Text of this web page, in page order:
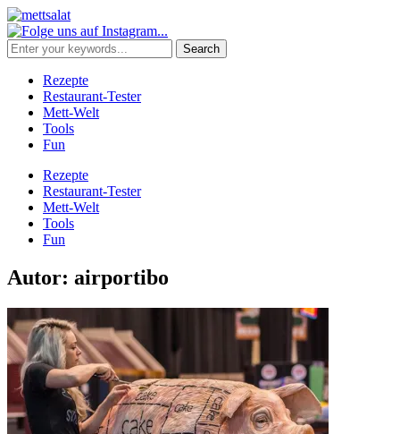
Rezepte
Restaurant-Tester
Mett-Welt
Tools
Fun
Rezepte
Restaurant-Tester
Mett-Welt
Tools
Fun
Autor: airportibo